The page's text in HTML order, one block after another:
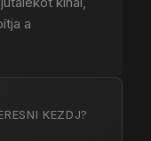
a
KEZDJ?